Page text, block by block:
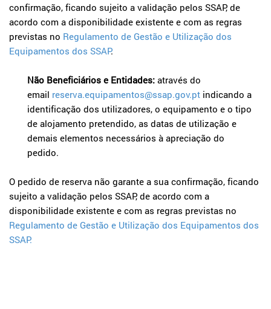
confirmação, ficando sujeito a validação pelos SSAP, de
acordo com a disponibilidade existente e com as regras
previstas no Regulamento de Gestão e Utilização dos
Equipamentos dos SSAP.
Não Beneficiários e Entidades: através do
email reserva.equipamentos@ssap.gov.pt indicando a
identificação dos utilizadores, o equipamento e o tipo
de alojamento pretendido, as datas de utilização e
demais elementos necessários à apreciação do
pedido.
O pedido de reserva não garante a sua confirmação, ficando
sujeito a validação pelos SSAP, de acordo com a
disponibilidade existente e com as regras previstas no
Regulamento de Gestão e Utilização dos Equipamentos dos
SSAP.